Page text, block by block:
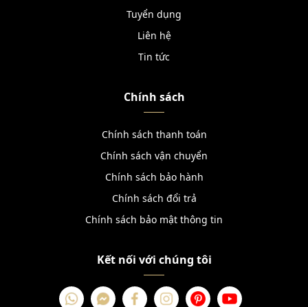
Tuyển dụng
Liên hệ
Tin tức
Chính sách
Chính sách thanh toán
Chính sách vận chuyển
Chính sách bảo hành
Chính sách đổi trả
Chính sách bảo mật thông tin
Kết nối với chúng tôi